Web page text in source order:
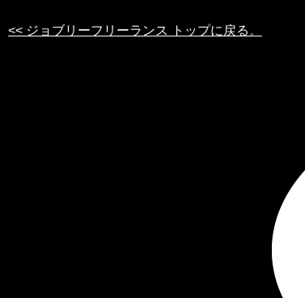
<< ジョブリーフリーランス トップに戻る。